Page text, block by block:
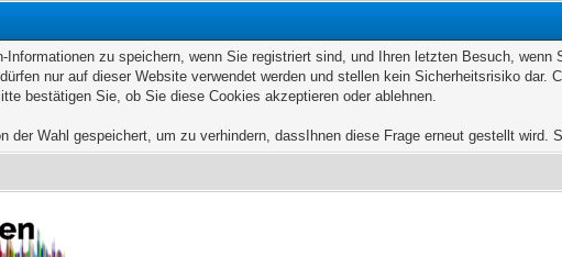
Informationen zu speichern, wenn Sie registriert sind, und Ihren letzten Besuch,
nur auf dieser Website verwendet werden und stellen kein Sicherheitsrisiko
bestätigen Sie, ob Sie diese Cookies akzeptieren oder ablehnen.
der Wahl gespeichert, um zu verhindern, dassIhnen diese Frage erneut gestellt